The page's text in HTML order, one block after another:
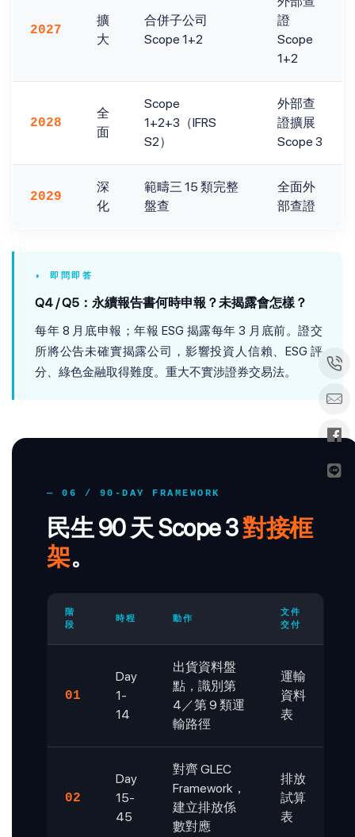
2027
擴
大
合併子公司
Scope 1+2
證
Scope
1+2
2028
全
面
Scope
1+2+3（IFRS
S2）
外部查
證擴展
Scope 3
2029
深
化
範疇三 15 類完整
盤查
全面外
部查證
• 即問即答
Q4 / Q5：永續報告書何時申報？未揭露會怎樣？
每年 8 月底申報；年報 ESG 揭露每年 3 月底前。證交
所將公告未確實揭露公司，影響投資人信賴、ESG 評
分、綠色金融取得難度。重大不實涉證券交易法。
— 06 / 90-DAY FRAMEWORK
民生 90 天 Scope 3對接框
架。
階
段
時程 動作
文件
交付
01
Day
1-
14
出貨資料盤
點，識別第
4／第 9 類運
輸路徑
運輸
資料
表
02
Day
15-
45
對齊 GLEC
Framework，
建立排放係
數對應
排放
試算
表